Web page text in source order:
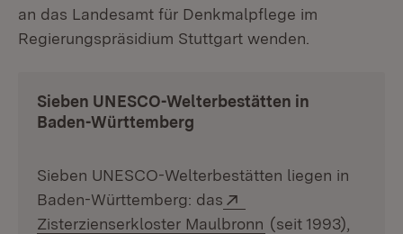
an das Landesamt für Denkmalpflege im
Regierungspräsidium Stuttgart wenden.
Sieben UNESCO-Welterbestätten in
Baden-Württemberg
Sieben UNESCO-Welterbestätten liegen in
Baden-Württemberg: das
Zisterzienserkloster Maulbronn (Öffnet in neuem
(seit 1993),